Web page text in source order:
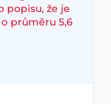
popisu, že je
průměru 5,6